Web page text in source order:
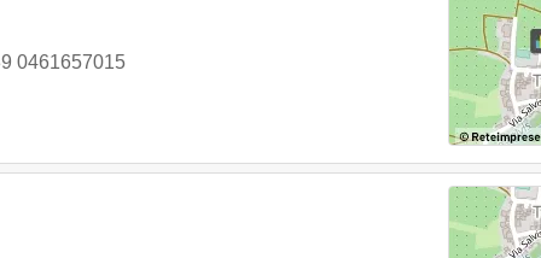
0461657015